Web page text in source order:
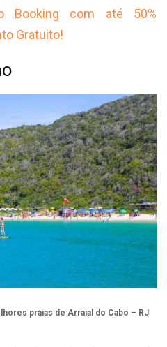
Booking com até 50%
Gratuito!
praias de Arraial do Cabo – RJ